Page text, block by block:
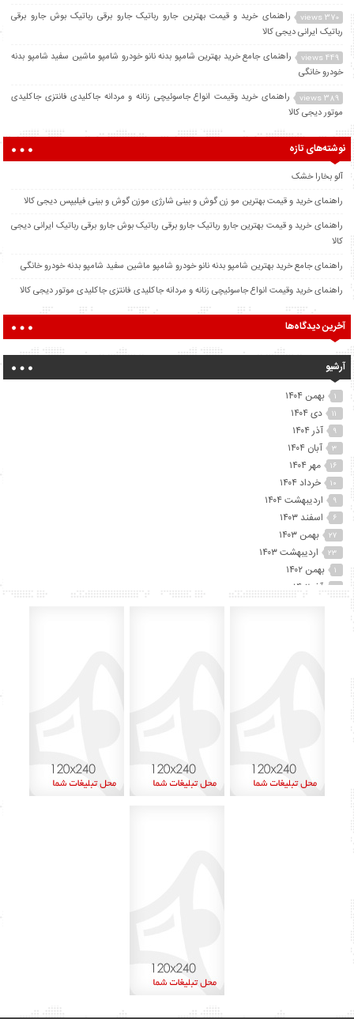
370 views
راهنمای خرید و قیمت بهترین جارو رباتیک جارو برقی رباتیک بوش جارو برقی
رباتیک ایرانی دیجی کالا
449 views
راهنمای جامع خرید بهترین شامپو بدنه نانو خودرو شامپو ماشین سفید شامپو بدنه
خودرو خانگی
389 views
راهنمای خرید وقیمت انواع جاسوئیچی زنانه و مردانه جاکلیدی فانتزی جاکلیدی
موتور دیجی کالا
نوشته‌های تازه
آلو بخارا خشک
راهنمای خرید و قیمت بهترین مو زن گوش و بینی شارژی موزن گوش و بینی فیلیپس دیجی کالا
راهنمای خرید و قیمت بهترین جارو رباتیک جارو برقی رباتیک بوش جارو برقی رباتیک ایرانی دیجی
کالا
راهنمای جامع خرید بهترین شامپو بدنه نانو خودرو شامپو ماشین سفید شامپو بدنه خودرو خانگی
راهنمای خرید وقیمت انواع جاسوئیچی زنانه و مردانه جاکلیدی فانتزی جاکلیدی موتور دیجی کالا
آخرین دیدگاه‌ها
آرشیو
بهمن ۱۴۰۴
دی ۱۴۰۴
آذر ۱۴۰۴
آبان ۱۴۰۴ ۳
مهر ۱۴۰۴ ۱۶
خرداد ۱۴۰۴
اردیبهشت ۱۴۰۴
اسفند ۱۴۰۳ ۶
بهمن ۱۴۰۳ ۲۷
اردیبهشت ۱۴۰۳ ۲۳
بهمن ۱۴۰۲
آذر ۱۴۰۲ ۲
دی ۱۳۹۹
شهریور ۱۳۹۹